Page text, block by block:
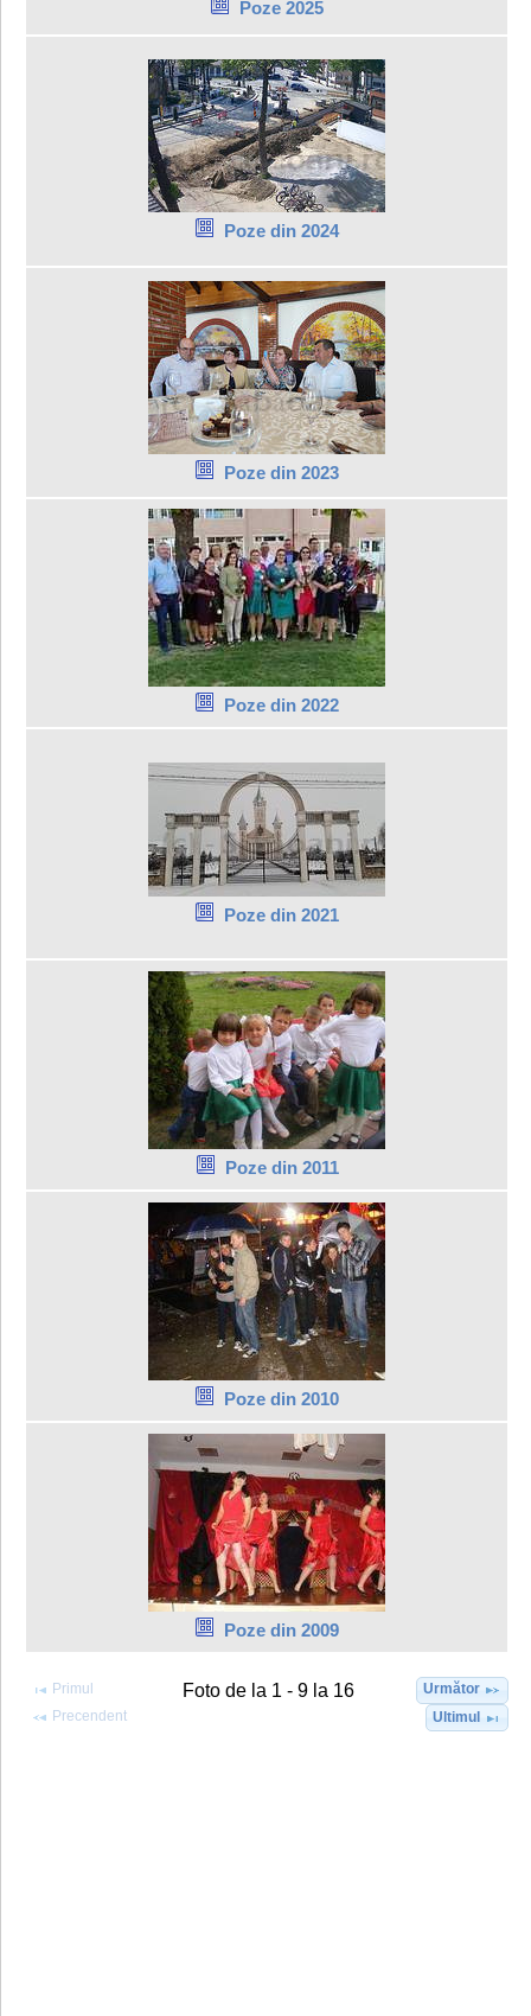
Poze 2025
Poze din 2024
Poze din 2023
Poze din 2022
Poze din 2021
Poze din 2011
Poze din 2010
Poze din 2009
Primul
Precendent
Foto de la 1 - 9 la 16
Următor
Ultimul